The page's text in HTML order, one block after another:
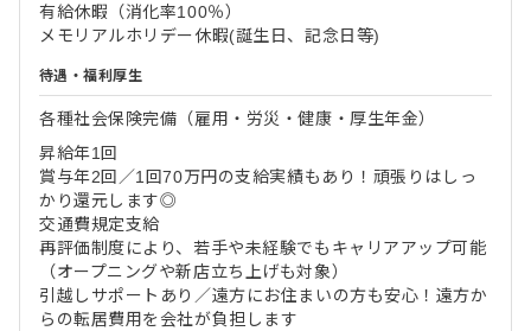
有給休暇（消化率100％）
メモリアルホリデー休暇(誕生日、記念日等)
待遇・福利厚生
各種社会保険完備（雇用・労災・健康・厚生年金）
昇給年1回
賞与年2回／1回70万円の支給実績もあり！頑張りはしっ
かり還元します◎
交通費規定支給
再評価制度により、若手や未経験でもキャリアアップ可能
（オープニングや新店立ち上げも対象）
引越しサポートあり／遠方にお住まいの方も安心！遠方か
らの転居費用を会社が負担します